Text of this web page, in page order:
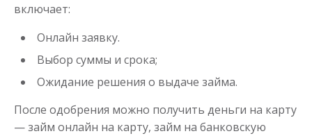
Деньги до зарплаты
Сумма до50 000₽
Срок от 1до 21 дня
включает:
Онлайн заявку.
Выбор суммы и срока;
Ожидание решения о выдаче займа.
После одобрения можно получить деньги на карту
— займ онлайн на карту, займ на банковскую